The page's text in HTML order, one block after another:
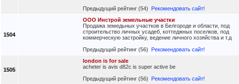
Предыдущий рейтинг (54) Рекомендовать сайт!
1504
ООО Инстрой земельные участки
Продажа земедьных участков в Белгороде и области, под
строительство личных усадеб, коттеджных поселков, под
коммерческую застройку, ведение личного хозяйства и т.д
Предыдущий рейтинг (56) Рекомендовать сайт!
1505
london is for sale
acheter is avis d82c is super active be
Предыдущий рейтинг (56) Рекомендовать сайт!